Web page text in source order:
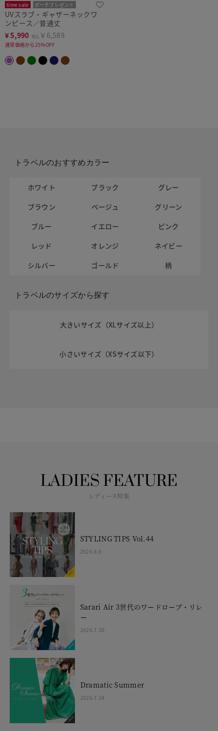
time sale
ポーチプレゼント
洗濯機可
UVスラブ・ギャザーネックワ
ンピース／普通丈
¥5,990 税込 ￥6,589
通常価格から25%OFF
トラベルのおすすめカラー
ホワイト ブラック
グレー
ブラウン
ベージュ
グリーン
ブルー
イエロー
ピンク
レッド
オレンジ
ネイビー
シルバー
ゴールド 柄
トラベルのサイズから探す
大きいサイズ（XLサイズ以上）
小さいサイズ（XSサイズ以下）
LADIES FEATURE
レディース特集
STYLING TIPS Vol.44
2026.8.6
Sarari Air 3世代のワードローブ・リレ
ー
2026.7.30
Dramatic Summer
2026.7.24